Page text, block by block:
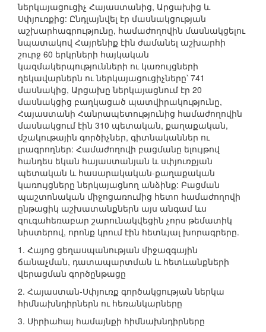
ներկայացուցիչ Հայաստանից, Արցախից և
Սփյուռքից: Ընդլայնվել էր մասնակցության
աշխարհագրությունը, համաժողովին մասնակցելու
նպատակով Հայրենիք էին ժամանել աշխարհի
շուրջ 60 երկրների հայկական
կազմակերպությունների ու կառույցների
ղեկավարներն ու ներկայացուցիչները՝ 741
մասնակից, Արցախը ներկայացնում էր 20
մասնակցից բաղկացած պատվիրակությունը,
Հայաստանի Հանրապետությունից համաժողովին
մասնակցում էին 310 պետական, քաղաքական,
մշակութային գործիչներ, գիտնականներ ու
լրագրողներ: Համաժողովի բացմանը ելույթով
հանդես եկան հայաստանյան և սփյուռքյան
պետական և հասարակական-քաղաքական
կառույցները ներկայացնող անձինք: Բացման
պաշտոնական միջոցառումից հետո համաժողովի
ընթացիկ աշխատանքներն այս անգամ ևս
զուգահեռաբար շարունակվեցին չորս թեմատիկ
նիստերով, որոնք կրում էին հետևյալ խորագրերը.
1. Հայոց ցեղասպանության միջազգային
ճանաչման, դատապարտման և հետևանքների
վերացման գործընթացը
2. Հայաստան-Սփյուռք գործակցության ներկա
հիմնախնդիրներն ու հեռանկարները
3. Սիրիահայ համայնքի հիմնախնդիրները